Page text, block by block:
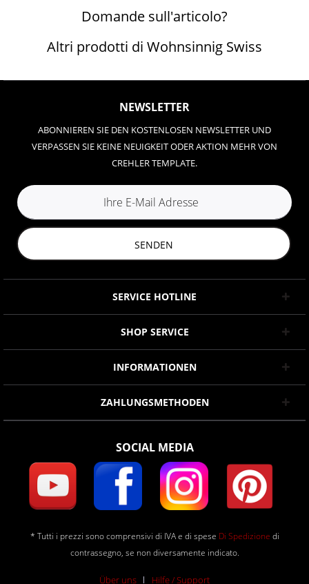
Domande sull'articolo?
Altri prodotti di Wohnsinnig Swiss
NEWSLETTER
ABONNIEREN SIE DEN KOSTENLOSEN NEWSLETTER UND
VERPASSEN SIE KEINE NEUIGKEIT ODER AKTION MEHR VON
CREHLER TEMPLATE.
SENDEN
SERVICE HOTLINE
SHOP SERVICE
INFORMATIONEN
ZAHLUNGSMETHODEN
SOCIAL MEDIA
* Tutti i prezzi sono comprensivi di IVA e di spese Di Spedizione di
contrassegno, se non diversamente indicato.
Über uns Hilfe / Support